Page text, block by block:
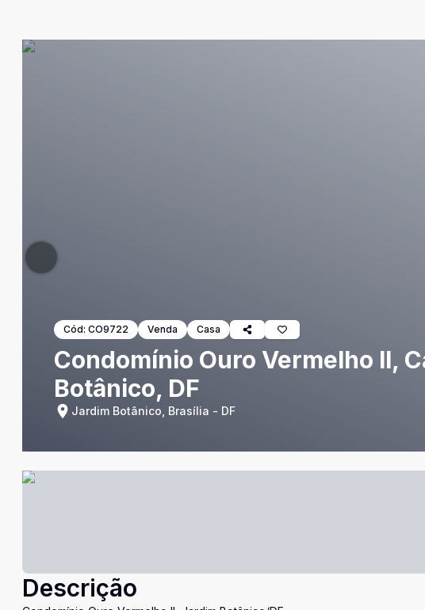
Cód: CO9722 Venda Casa
Condomínio Ouro Vermelho ll,
Botânico, DF
Jardim Botânico, Brasília - DF
Descrição